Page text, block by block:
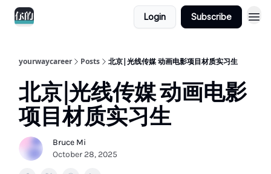
Login Subscribe
yourwaycareer Posts 北京|光线传媒 动画电影项目材质实习生
北京|光线传媒 动画电影
项目材质实习生
Bruce Mi
October 28, 2025